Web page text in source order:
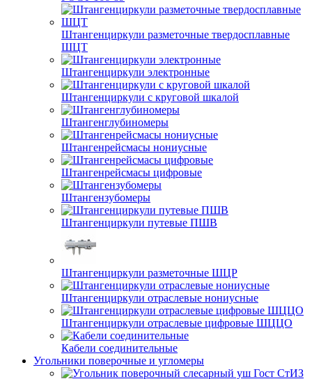
Штангенциркули разметочные твердосплавные
ШЦТ
Штангенциркули электронные
Штангенциркули с круговой шкалой
Штангенглубиномеры
Штангенрейсмасы нониусные
Штангенрейсмасы цифровые
Штангензубомеры
Штангенциркули путевые ПШВ
Штангенциркули разметочные ШЦР
Штангенциркули отраслевые нониусные
Штангенциркули отраслевые цифровые ШЦЦО
Кабели соединительные
Угольники поверочные и угломеры